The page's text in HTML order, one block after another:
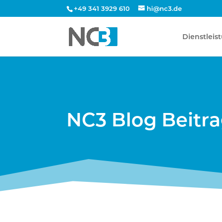
+49 341 3929 610 hi@nc3.de
NC3 Blog